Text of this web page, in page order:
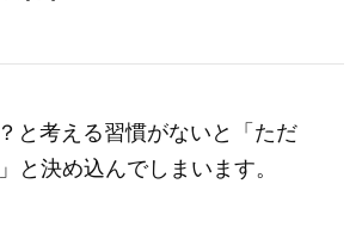
と考える習慣がないと「ただ
と決め込んでしまいます。